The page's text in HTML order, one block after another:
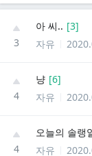
3
아 씨.. [3]
자유
4
냥 [6]
자유
4
오늘의 솔랭
자유